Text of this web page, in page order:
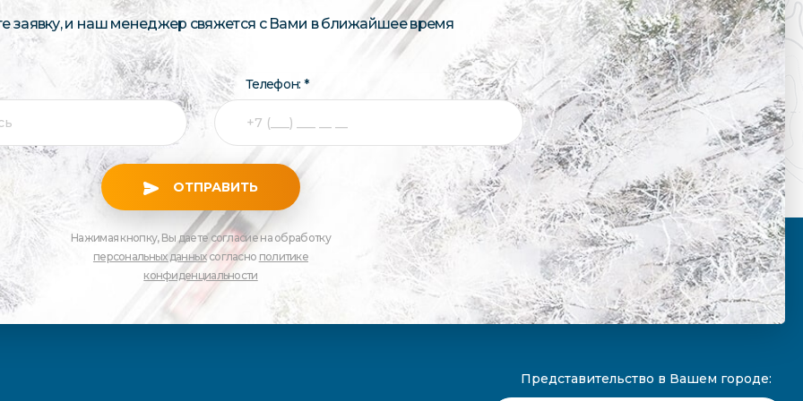
заявку, и наш менеджер свяжется с Вами в ближайшее время
Телефон: *
ОТПРАВИТЬ
Нажимая кнопку, Вы даете согласие на обработку
персональных данныхсогласно политике
конфиденциальности
Представительство в Вашем городе: